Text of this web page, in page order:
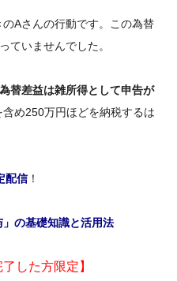
Aさんの行動です。この為替
ていませんでした。
為替差益は雑所得として申告が
め250万円ほどを納税するは
配信！
」の基礎知識と活用法
した方限定】